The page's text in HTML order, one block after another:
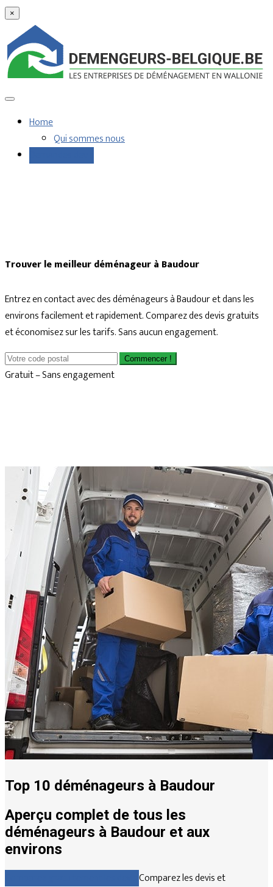
×
Home
Qui sommes nous
Trouver le meilleur déménageur à Baudour
Entrez en contact avec des déménageurs à Baudour et dans les
environs facilement et rapidement. Comparez des devis gratuits
et économisez sur les tarifs. Sans aucun engagement.
Commencer !
Gratuit – Sans engagement
Top 10 déménageurs à Baudour
Aperçu complet de tous les
déménageurs à Baudour et aux
environs
Comparez les devis et